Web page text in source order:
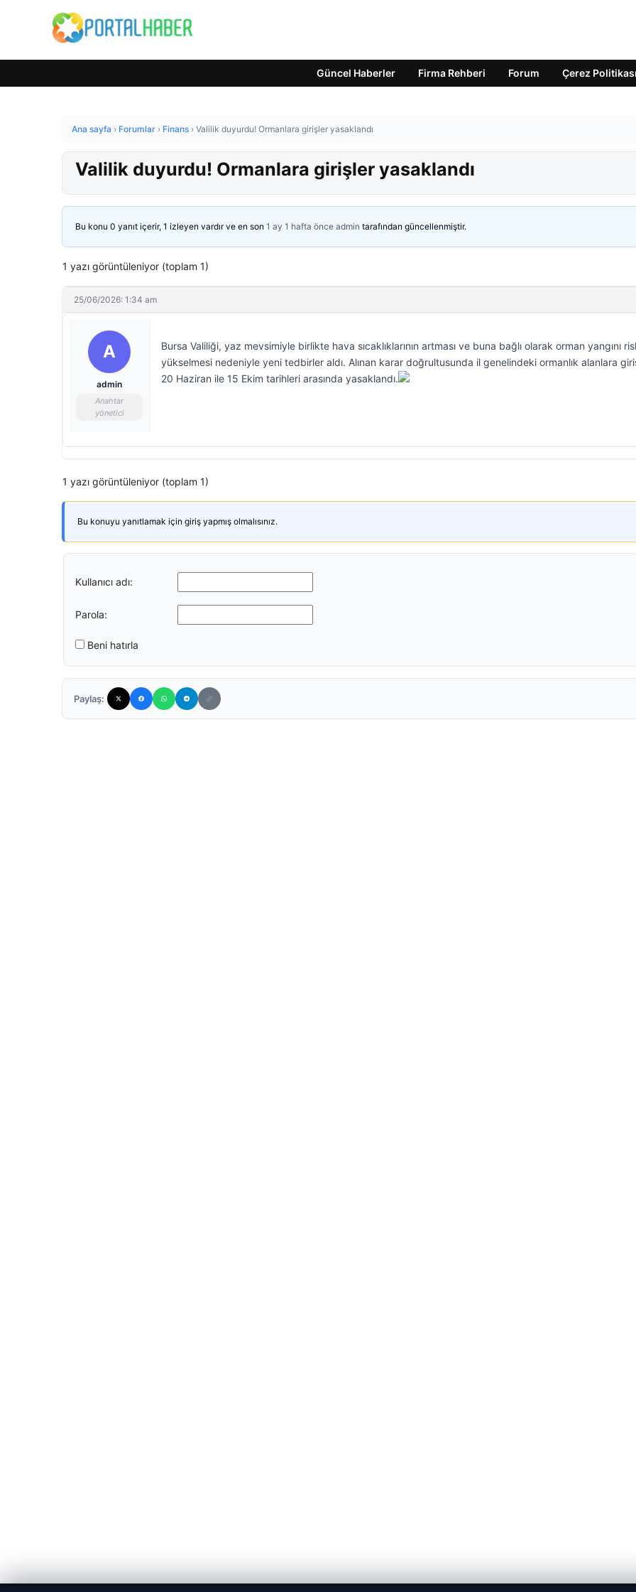
Güncel Haberler Firma Rehberi Forum Çerez Politikası
Ana sayfa › Forumlar › Finans › Valilik duyurdu! Ormanlara girişler yasaklandı
Valilik duyurdu! Ormanlara girişler yasaklandı
Bu konu 0 yanıt içerir, 1 izleyen vardır ve en son 1 ay 1 hafta önce admin tarafından güncellenmiştir.
1 yazı görüntüleniyor (toplam 1)
25/06/2026: 1:34 am
A
admin
Anahtar
yönetici
Bursa Valiliği, yaz mevsimiyle birlikte hava sıcaklıklarının artması ve buna bağlı olarak orman yangını
yükselmesi nedeniyle yeni tedbirler aldı. Alınan karar doğrultusunda il genelindeki ormanlık alanlara
20 Haziran ile 15 Ekim tarihleri arasında yasaklandı.
1 yazı görüntüleniyor (toplam 1)
Bu konuyu yanıtlamak için giriş yapmış olmalısınız.
Kullanıcı adı:
Parola:
Beni hatırla
Paylaş: